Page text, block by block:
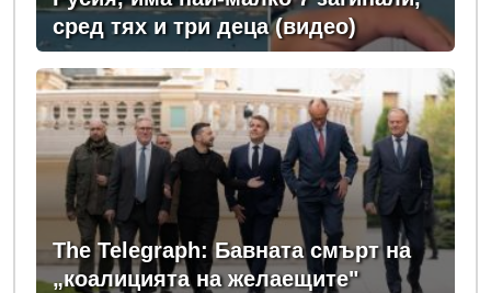
сред тях и три деца (видео)
The Telegraph: Бавната смърт на
„коалицията на желаещите"